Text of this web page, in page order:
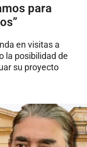
para
en visitas a
la posibilidad de
su proyecto